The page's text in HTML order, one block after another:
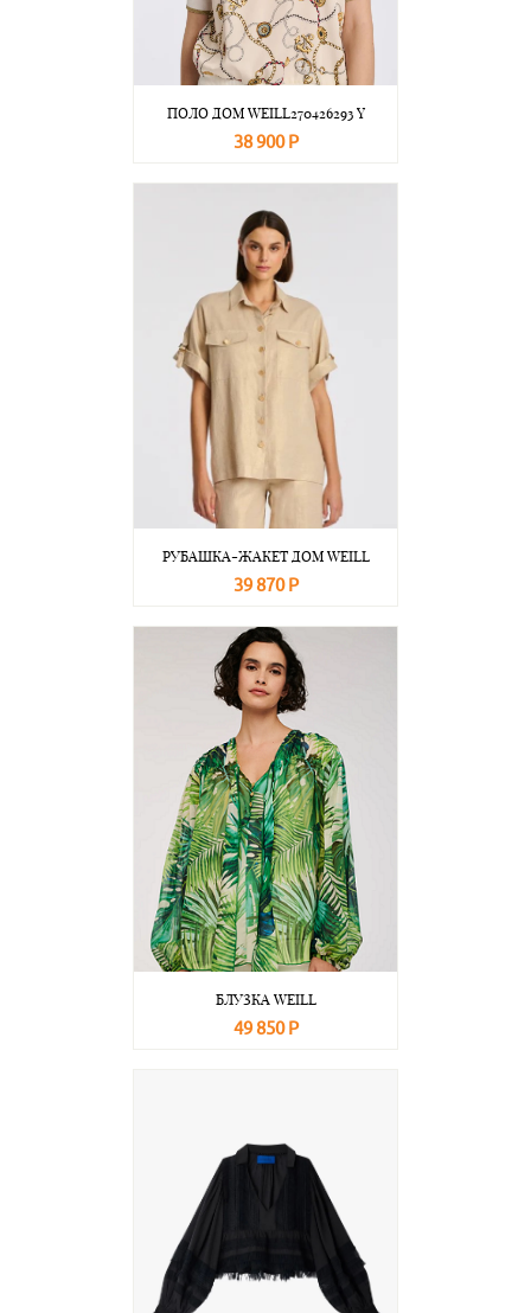
ПОЛО ДОМ WEILL270426293 Y
38 900 Р
РУБАШКА-ЖАКЕТ ДОМ WEILL
39 870 Р
БЛУЗКА WEILL
49 850 Р